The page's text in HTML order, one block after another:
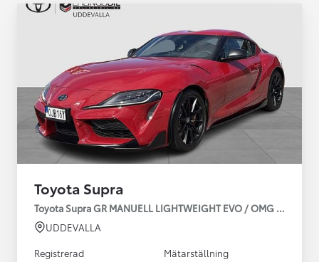
Toyota Supra
Toyota Supra GR MANUELL LIGHTWEIGHT EVO / OMG LEV!
UDDEVALLA
Registrerad
Mätarställning